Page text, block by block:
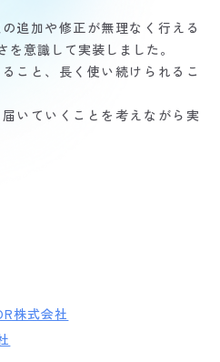
追加や修正が無理なく行える
を意識して実装しました。
こと、長く使い続けられるこ
いていくことを考えながら実
株式会社